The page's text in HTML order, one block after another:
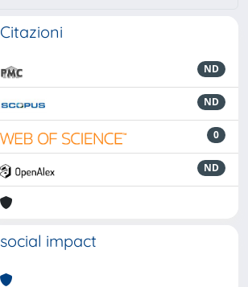
Citazioni
ND
ND
0
ND
social impact